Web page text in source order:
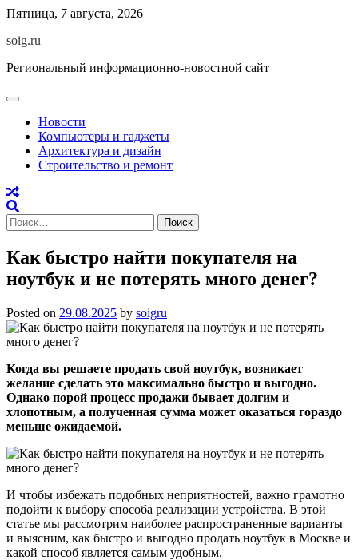
Skip
content
Пятница, 7 августа, 2026
soig.ru
Региональный информационно-новостной сайт
Новости
Компьютеры и гаджеты
Архитектура и дизайн
Строительство и ремонт
Найти:
Как быстро найти покупателя на
ноутбук и не потерять много денег?
Posted on 29.08.2025 by soigru
Когда вы решаете продать свой ноутбук, возникает
желание сделать это максимально быстро и выгодно.
Однако порой процесс продажи бывает долгим и
хлопотным, а полученная сумма может оказаться гораздо
меньше ожидаемой.
И чтобы избежать подобных неприятностей, важно грамотно
подойти к выбору способа реализации устройства. В этой
статье мы рассмотрим наиболее распространенные варианты
и выясним, как быстро и выгодно продать ноутбук в Москве и
какой способ является самым удобным.